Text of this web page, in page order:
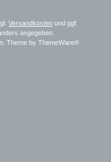
Versandkosten und ggf.
angegeben.
Theme by ThemeWare®